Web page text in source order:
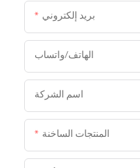
بريد إلكتروني
الهاتف/واتساب
اسم الشركة
المنتجات الساخنة